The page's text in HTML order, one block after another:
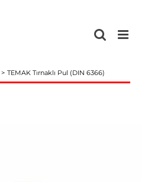
TEMAK Tırnaklı Pul (DIN 6366)